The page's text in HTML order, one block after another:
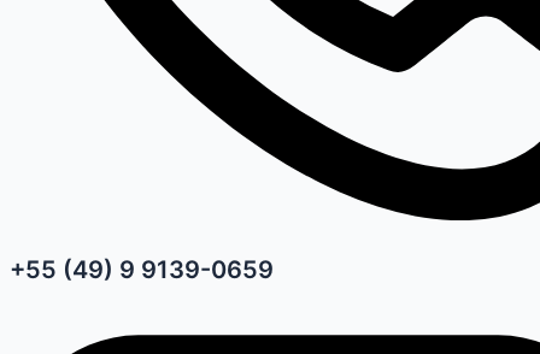
+55 (49) 9 9139-0659